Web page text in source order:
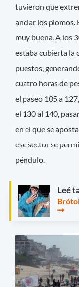
tuvieron que
anclar los plomos.
muy buena. A los
estaba cubierta la
puestos,
cuatro horas de
el paseo 105 a
el 130 al 140,
en el que se
ese sector se
péndulo.
Leé